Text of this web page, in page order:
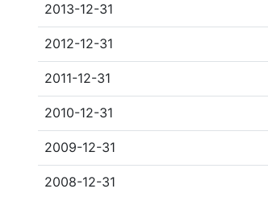
2013-12-31
2012-12-31
2011-12-31
2010-12-31
2009-12-31
2008-12-31